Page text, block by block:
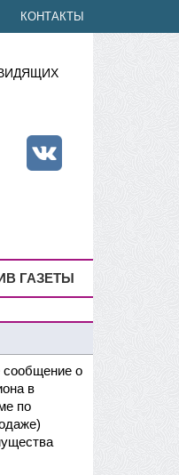
КОНТАКТЫ
ГАЗЕТЫ
о
в
по